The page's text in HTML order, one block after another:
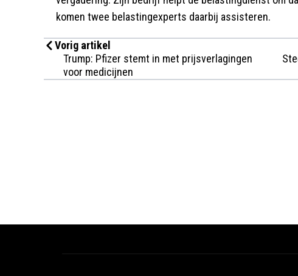
komen twee belastingexperts daarbij assisteren.
Vorig artikel
Trump: Pfizer stemt in met prijsverlagingen
voor medicijnen